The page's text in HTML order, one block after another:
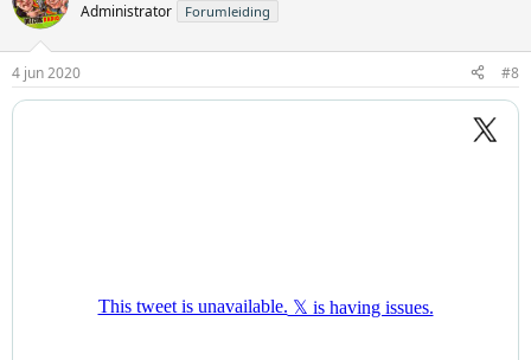
Administrator Forumleiding
4 jun 2020 #8